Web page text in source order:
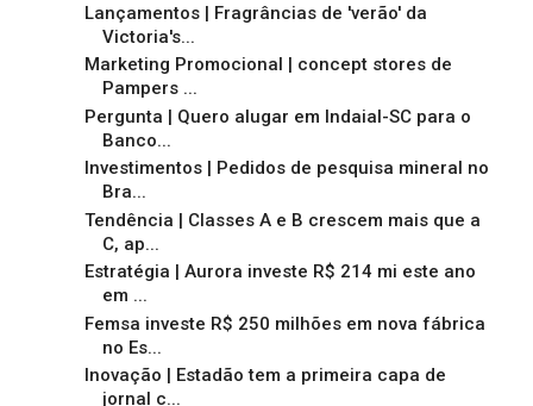
Lançamentos | Fragrâncias de 'verão' da
Victoria's...
Marketing Promocional | concept stores de
Pampers ...
Pergunta | Quero alugar em Indaial-SC para o
Banco...
Investimentos | Pedidos de pesquisa mineral no
Bra...
Tendência | Classes A e B crescem mais que a
C, ap...
Estratégia | Aurora investe R$ 214 mi este ano
em ...
Femsa investe R$ 250 milhões em nova fábrica
no Es...
Inovação | Estadão tem a primeira capa de
jornal c...